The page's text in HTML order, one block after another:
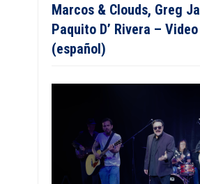
Marcos & Clouds, Greg
Paquito D’ Rivera –
(español)